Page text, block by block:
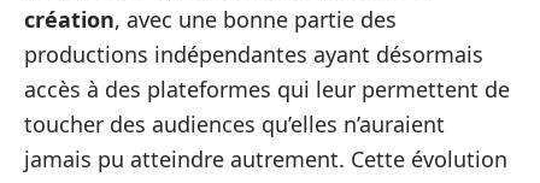
création, avec une bonne partie des
productions indépendantes ayant désormais
accès à des plateformes qui leur permettent de
toucher des audiences qu’elles n’auraient
jamais pu atteindre autrement. Cette évolution